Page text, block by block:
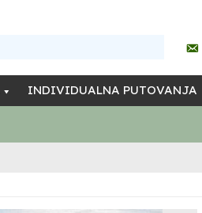
INDIVIDUALNA PUTOVANJA